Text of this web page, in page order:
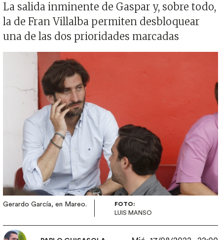
La salida inminente de Gaspar y, sobre todo,
la de Fran Villalba permiten desbloquear
una de las dos prioridades marcadas
Imagen
Gerardo García, en Mareo.
FOTO:
LUIS MANSO